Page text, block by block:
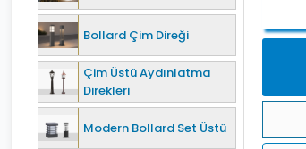
Bollard Çim Direği
Çim Üstü Aydınlatma
Direkleri
Modern Bollard Set Üstü